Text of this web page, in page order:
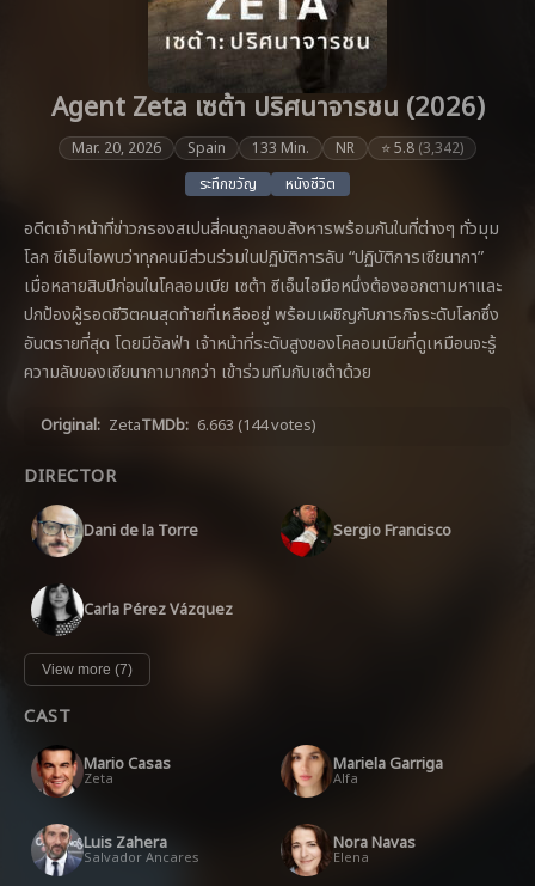
Agent Zeta เซต้า ปริศนาจารชน (2026)
Mar. 20, 2026 Spain 133 Min. NR ⭐ 5.8 (3,342)
ระทึกขวัญ
หนังชีวิต
อดีตเจ้าหน้าที่ข่าวกรองสเปนสี่คนถูกลอบสังหารพร้อมกันในที่ต่างๆ ทั่วมุม
โลก ซีเอ็นไอพบว่าทุกคนมีส่วนร่วมในปฏิบัติการลับ “ปฏิบัติการเซียนากา”
เมื่อหลายสิบปีก่อนในโคลอมเบีย เซต้า ซีเอ็นไอมือหนึ่งต้องออกตามหาและ
ปกป้องผู้รอดชีวิตคนสุดท้ายที่เหลืออยู่ พร้อมเผชิญกับภารกิจระดับโลกซึ่ง
อันตรายที่สุด โดยมีอัลฟ่า เจ้าหน้าที่ระดับสูงของโคลอมเบียที่ดูเหมือนจะรู้
ความลับของเซียนากามากกว่า เข้าร่วมทีมกับเซต้าด้วย
Original: ZetaTMDb: 6.663 (144 votes)
DIRECTOR
Dani de la Torre Sergio Francisco
Carla Pérez Vázquez
View more (7)
CAST
Mario Casas
Zeta
Mariela Garriga
Alfa
Luis Zahera
Salvador Ancares
Nora Navas
Elena